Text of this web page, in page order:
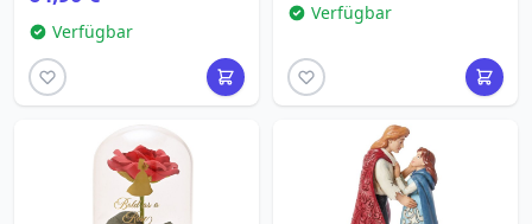
Verfügbar
Verfügbar